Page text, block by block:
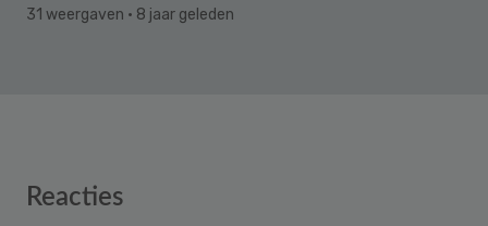
31 weergaven · 8 jaar geleden
Reader
Reacties